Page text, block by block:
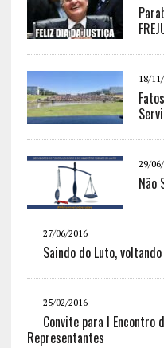
18/
29/
Não
27/06/2016
Saindo do Luto,
25/02/2016
Convite para I Encontro
Representantes